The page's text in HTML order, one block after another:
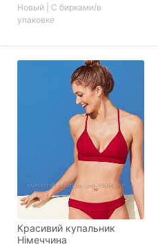
Новый | С бирками/в
упаковке
Красивий купальник
Німеччина